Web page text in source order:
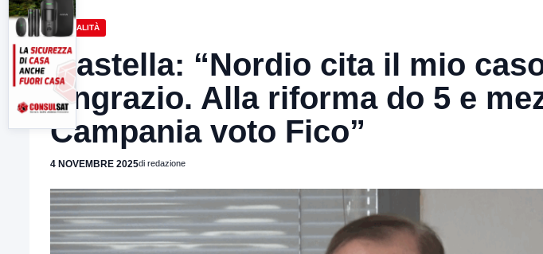
ATTUALITÀ
Mastella: “Nordio cita il mio
ringrazio. Alla riforma do 5 e
Campania voto Fico”
4 NOVEMBRE 2025di redazione